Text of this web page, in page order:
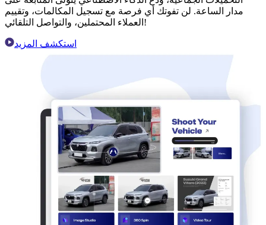
مدار الساعة. لن تفوتك أي فرصة مع تسجيل المكالمات، وتقييم
العملاء المحتملين، والتواصل التلقائي!
استكشف المزيد